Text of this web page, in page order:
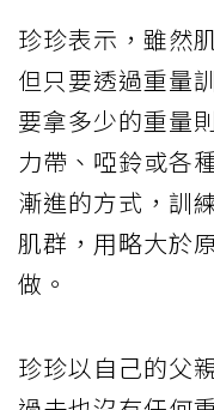
珍珍表示，雖然
但只要透過重量
要拿多少的重量
力帶、啞鈴或各
漸進的方式，訓
肌群，用略大於
做。
珍珍以自己的父